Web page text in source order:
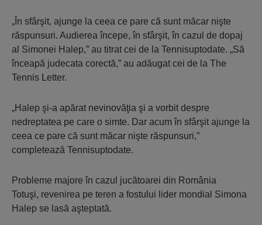
„În sfârşit, ajunge la ceea ce pare că sunt măcar nişte
răspunsuri. Audierea începe, în sfârşit, în cazul de dopaj
al Simonei Halep,” au titrat cei de la Tennisuptodate. „Să
înceapă judecata corectă,” au adăugat cei de la The
Tennis Letter.
„Halep şi-a apărat nevinovăţia şi a vorbit despre
nedreptatea pe care o simte. Dar acum în sfârşit ajunge la
ceea ce pare că sunt măcar nişte răspunsuri,”
completează Tennisuptodate.
Probleme majore în cazul jucătoarei din România
Totuşi, revenirea pe teren a fostului lider mondial Simona
Halep se lasă aşteptată.